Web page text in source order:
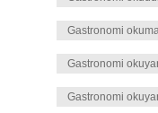
Gastronomi
Gastronomi
Gastronomi